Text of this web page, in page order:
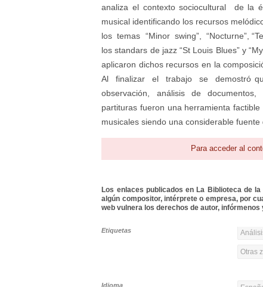
analiza el contexto sociocultural de la
musical identificando los recursos
los temas “Minor swing”, “Nocturne”,
los standars de jazz “St Louis Blues” y
aplicaron dichos recursos en la
Al finalizar el trabajo se demostró
observación, análisis de documentos,
partituras fueron una herramienta
musicales siendo una considerable
Para acceder al
Los enlaces publicados en La Biblioteca de
algún compositor, intérprete o empresa, por
web vulnera los derechos de autor, infórmenos
Etiquetas
Otras
Idioma